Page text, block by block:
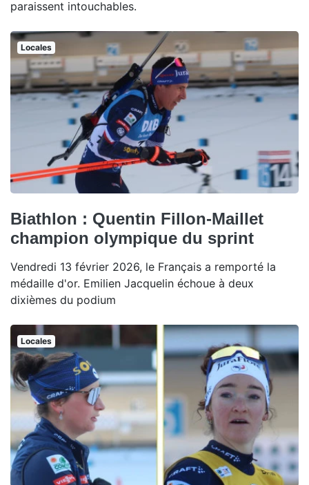
paraissent intouchables.
Locales
Biathlon : Quentin Fillon-Maillet
champion olympique du sprint
Vendredi 13 février 2026, le Français a remporté la
médaille d'or. Emilien Jacquelin échoue à deux
dixièmes du podium
Locales